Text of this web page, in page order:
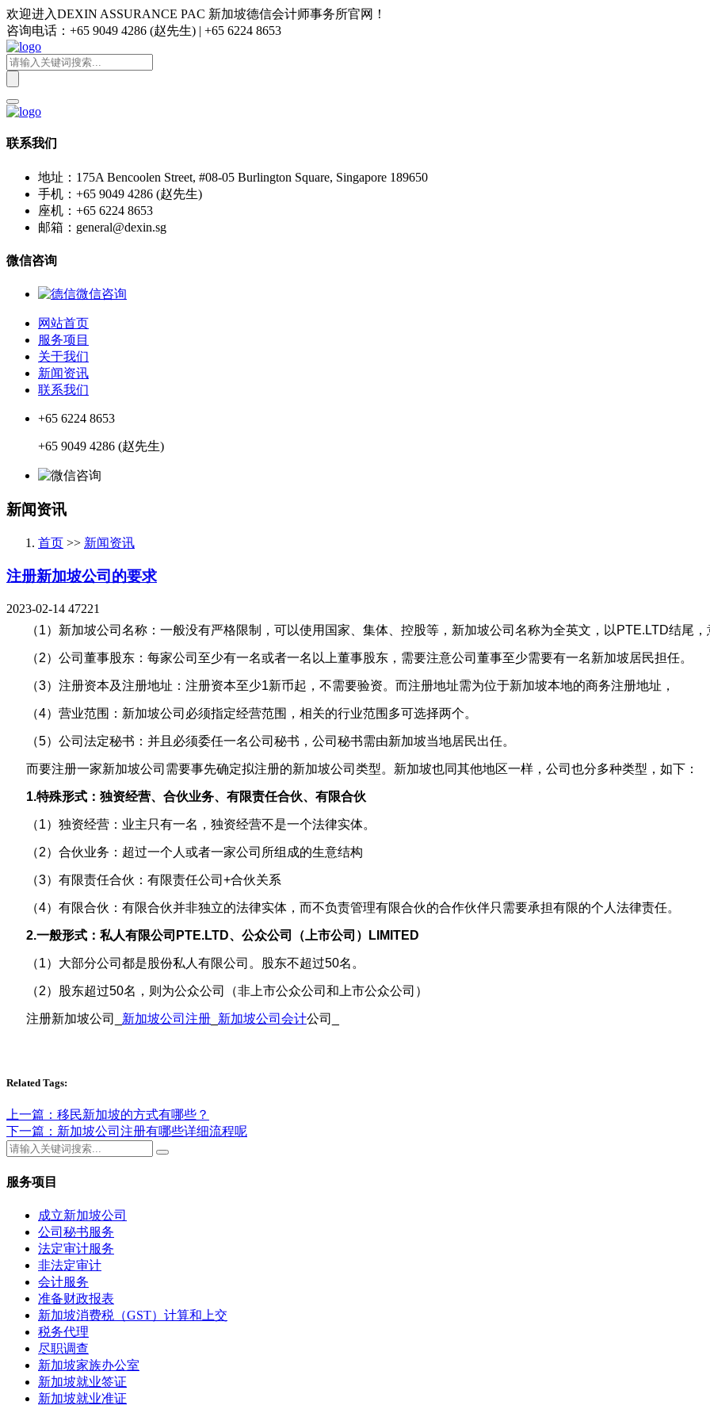
欢迎进入DEXIN ASSURANCE PAC 新加坡德信会计师事务所官网！
咨询电话：+65 9049 4286 (赵先生) | +65 6224 8653
联系我们
地址：175A Bencoolen Street, #08-05 Burlington Square, Singapore 189650
手机：+65 9049 4286 (赵先生)
座机：+65 6224 8653
邮箱：general@dexin.sg
微信咨询
网站首页
服务项目
关于我们
新闻资讯
联系我们
+65 6224 8653
+65 9049 4286 (赵先生)
新闻资讯
首页 >> 新闻资讯
注册新加坡公司的要求
2023-02-14 47221
（1）新加坡公司名称：一般没有严格限制，可以使用国家、集体、控股等，新加坡公司名称为全英文，以PTE.LTD结尾，
（2）公司董事股东：每家公司至少有一名或者一名以上董事股东，需要注意公司董事至少需要有一名新加坡居民担任。
（3）注册资本及注册地址：注册资本至少1新币起，不需要验资。而注册地址需为位于新加坡本地的商务注册地址，
（4）营业范围：新加坡公司必须指定经营范围，相关的行业范围多可选择两个。
（5）公司法定秘书：并且必须委任一名公司秘书，公司秘书需由新加坡当地居民出任。
而要注册一家新加坡公司需要事先确定拟注册的新加坡公司类型。新加坡也同其他地区一样，公司也分多种类型，如下：
1.特殊形式：独资经营、合伙业务、有限责任合伙、有限合伙
（1）独资经营：业主只有一名，独资经营不是一个法律实体。
（2）合伙业务：超过一个人或者一家公司所组成的生意结构
（3）有限责任合伙：有限责任公司+合伙关系
（4）有限合伙：有限合伙并非独立的法律实体，而不负责管理有限合伙的合作伙伴只需要承担有限的个人法律责任。
2.一般形式：私人有限公司PTE.LTD、公众公司（上市公司）LIMITED
（1）大部分公司都是股份私人有限公司。股东不超过50名。
（2）股东超过50名，则为公众公司（非上市公众公司和上市公众公司）
注册新加坡公司_ 新加坡公司注册 新加坡公司会计公司_
Related Tags:
上一篇：移民新加坡的方式有哪些？
下一篇：新加坡公司注册有哪些详细流程呢
服务项目
成立新加坡公司
公司秘书服务
法定审计服务
非法定审计
会计服务
准备财政报表
新加坡消费税（GST）计算和上交
税务代理
尽职调查
新加坡家族办公室
新加坡就业签证
新加坡就业准证